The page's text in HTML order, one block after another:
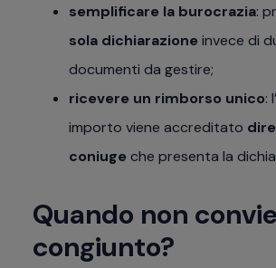
semplificare la burocrazia:
sola dichiarazione invece di
documenti da gestire;
ricevere un rimborso unico:
importo viene accreditato
coniuge che presenta la
Quando non
congiunto?